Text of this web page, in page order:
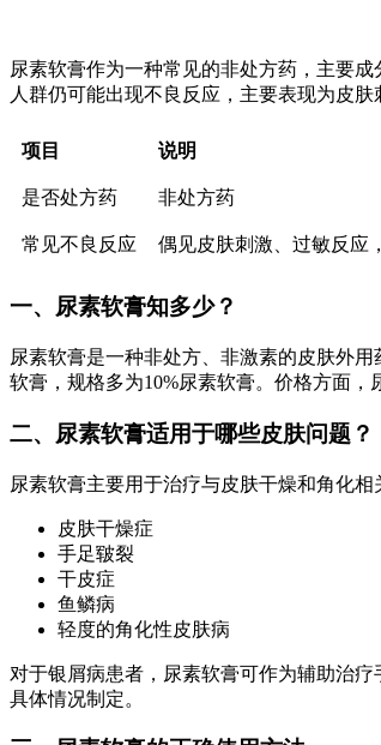
尿素软膏作为一种常见的非处方药，主要
人群仍可能出现不良反应，主要表现为皮
项目 说明
是否处方药 非处方药
常见不良反应 偶见皮肤刺激、过敏反应
一、尿素软膏知多少？
尿素软膏是一种非处方、非激素的皮肤外
软膏，规格多为10%尿素软膏。价格方面
二、尿素软膏适用于哪些皮肤问题？
尿素软膏主要用于治疗与皮肤干燥和角化相
皮肤干燥症
手足皲裂
干皮症
鱼鳞病
轻度的角化性皮肤病
对于银屑病患者，尿素软膏可作为辅助治
具体情况制定。